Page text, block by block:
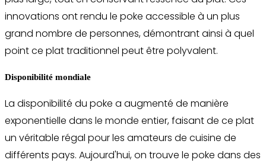
innovations ont rendu le poke accessible à un plus
grand nombre de personnes, démontrant ainsi à quel
point ce plat traditionnel peut être polyvalent.
Disponibilité mondiale
La disponibilité du poke a augmenté de manière
exponentielle dans le monde entier, faisant de ce plat
un véritable régal pour les amateurs de cuisine de
différents pays. Aujourd'hui, on trouve le poke dans des